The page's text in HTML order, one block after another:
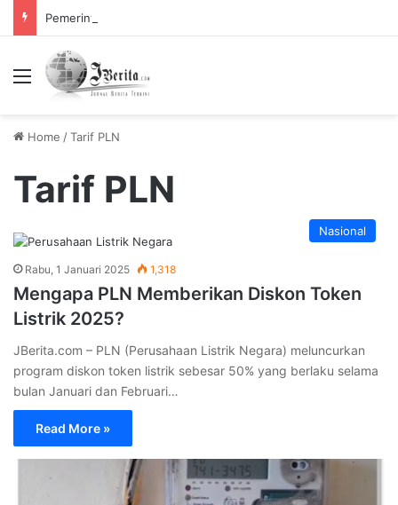
Menu
Home /Tarif PLN
Tarif PLN
Nasional
Rabu, 1 Januari 2025 1,318
Mengapa PLN Memberikan Diskon Token
Listrik 2025?
JBerita.com – PLN (Perusahaan Listrik Negara) meluncurkan
program diskon token listrik sebesar 50% yang berlaku selama
bulan Januari dan Februari…
Read More »